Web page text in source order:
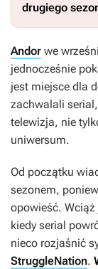
drugiego
Andor we
jednocześnie
jest miejsce dla
zachwalali
telewizja, nie
uniwersum.
Od początku
sezonem,
opowieść.
kiedy serial
nieco rozjaśnić
StruggleNation.